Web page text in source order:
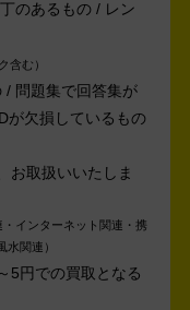
のあるもの / レン
含む
/ 問題集で回答集が
が欠損しているもの
お取扱いいたしま
インターネット関連・携
水関連
5円での買取となる